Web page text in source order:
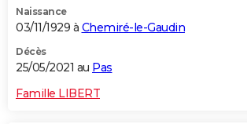
Naissance
03/11/1929 à Chemiré-le-Gaudin
Décès
25/05/2021 au Pas
Famille LIBERT